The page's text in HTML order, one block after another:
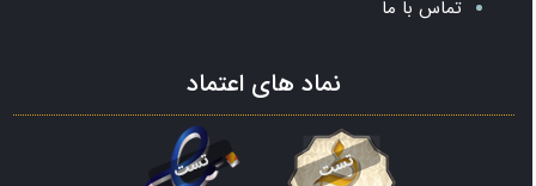
تماس با ما
نماد های اعتماد